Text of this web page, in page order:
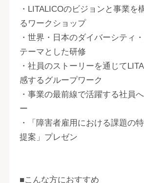
・LITALICOのビジョンと事業を
るワークショップ
・世界・日本のダイバーシティ
テーマとした研修
・社員のストーリーを通じて
感するグループワーク
・事業の最前線で活躍する社員
ー
・「障害者雇用における課題の
提案」プレゼン
■こんな方におすすめ